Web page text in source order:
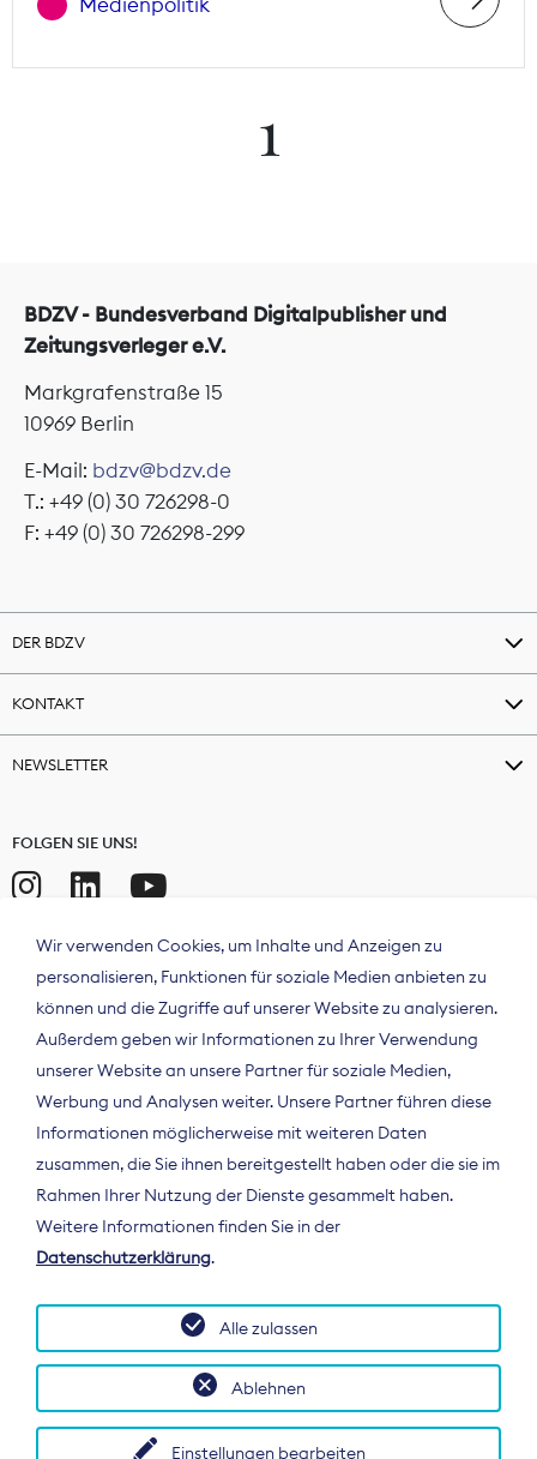
1
BDZV - Bundesverband Digitalpublisher und
Zeitungsverleger e.V.
Markgrafenstraße 15
10969 Berlin
E-Mail: bdzv@bdzv.de
T.: +49 (0) 30 726298-0
F: +49 (0) 30 726298-299
DER BDZV
KONTAKT
NEWSLETTER
FOLGEN SIE UNS!
Der Bundesverband Digitalpublisher und
Zeitungsverleger (BDZV) vertritt als
Spitzenorganisation die Interessen der
Deutschland und auf EU-Ebene.
Wir verwenden Cookies, um Inhalte und Anzeigen zu
personalisieren, Funktionen für soziale Medien anbieten zu
können und die Zugriffe auf unserer Website zu analysieren.
Außerdem geben wir Informationen zu Ihrer Verwendung
unserer Website an unsere Partner für soziale Medien,
Werbung und Analysen weiter. Unsere Partner führen diese
Informationen möglicherweise mit weiteren Daten
zusammen, die Sie ihnen bereitgestellt haben oder die sie im
Rahmen Ihrer Nutzung der Dienste gesammelt haben.
Weitere Informationen finden Sie in der
Datenschutzerklärung.
Einstellungen bearbeiten
Ablehnen
Alle zulassen